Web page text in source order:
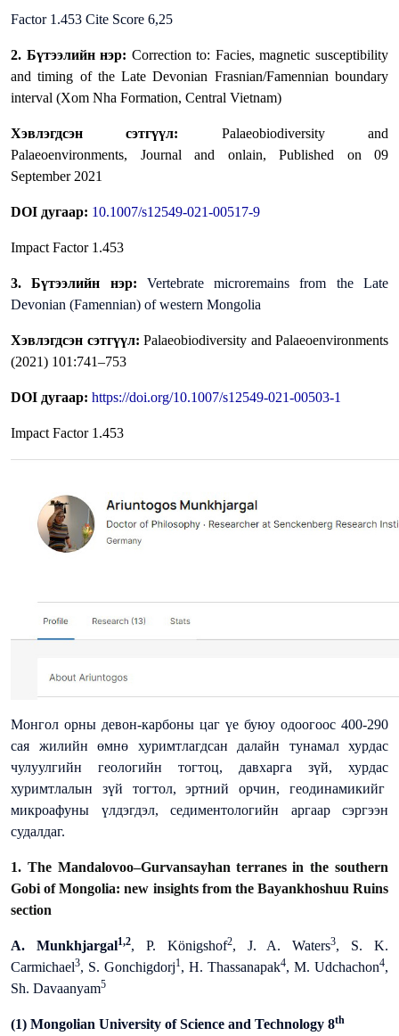
Factor 1.453 Cite Score 6,25
2. Бүтээлийн нэр: Correction to: Facies, magnetic susceptibility
and timing of the Late Devonian Frasnian/Famennian boundary
interval (Xom Nha Formation, Central Vietnam)
Хэвлэгдсэн сэтгүүл: Palaeobiodiversity and
Palaeoenvironments, Journal and onlain, Published on 09
September 2021
DOI дугаар: 10.1007/s12549-021-00517-9
Impact Factor 1.453
3. Бүтээлийн нэр: Vertebrate microremains from the Late
Devonian (Famennian) of western Mongolia
Хэвлэгдсэн сэтгүүл: Palaeobiodiversity and Palaeoenvironments
(2021) 101:741–753
DOI дугаар: https://doi.org/10.1007/s12549-021-00503-1
Impact Factor 1.453
Монгол орны девон-карбоны цаг үе буюу одоогоос 400-290
сая жилийн өмнө хуримтлагдсан далайн тунамал хурдас
чулуулгийн геологийн тогтоц, давхарга зүй, хурдас
хуримтлалын зүй тогтол, эртний орчин, геодинамикийг
микроафуны үлдэгдэл, седиментологийн аргаар сэргээн
судалдаг.
1. The Mandalovoo–Gurvansayhan terranes in the southern
Gobi of Mongolia: new insights from the Bayankhoshuu Ruins
section
A. Munkhjargal1,2, P. Königshof2, J. A. Waters3, S. K.
Carmichael3, S. Gonchigdorj1, H. Thassanapak4, M. Udchachon4,
Sh. Davaanyam5
(1) Mongolian University of Science and Technology 8th